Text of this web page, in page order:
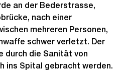
an der Bederstrasse,
nach einer
mehreren Personen,
schwer verletzt. Der
durch die Sanität von
ins Spital gebracht werden.